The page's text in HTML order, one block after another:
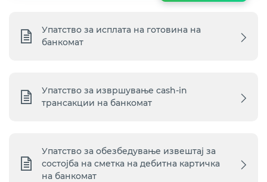
Упатство за исплата на готовина на
банкомат
Упатство за извршување cash-in
трансакции на банкомат
Упатство за обезбедување извештај за
состојба на сметка на дебитна картичка
на банкомат